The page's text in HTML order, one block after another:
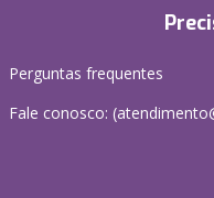
Perguntas frequentes
Fale conosco: